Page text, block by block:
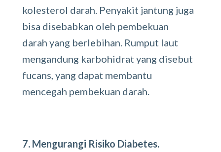
kolesterol darah. Penyakit jantung juga
bisa disebabkan oleh pembekuan
darah yang berlebihan. Rumput laut
mengandung karbohidrat yang disebut
fucans, yang dapat membantu
mencegah pembekuan darah.
7. Mengurangi Risiko Diabetes.